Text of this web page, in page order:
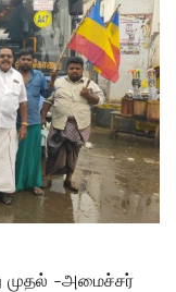
முதல் -அமைச்சர்